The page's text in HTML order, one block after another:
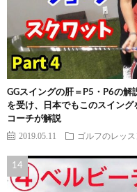
GGスイングの肝＝P5・P6の
を受け、日本でもこのスイン
コーチが解説
2019.05.11 ゴルフのレッ